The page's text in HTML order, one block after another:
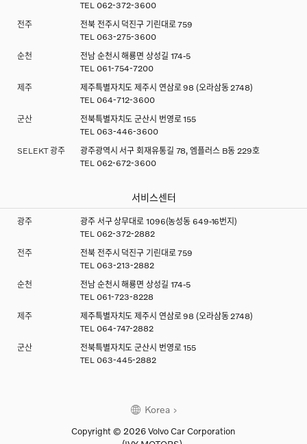
TEL 062-372-3600
전주
전북 전주시 덕진구 기린대로 759
TEL 063-275-3600
순천
전남 순천시 해룡면 상성길 174-5
TEL 061-754-7200
제주
제주특별자치도 제주시 연삼로 98 (오라삼동 2748)
TEL 064-712-3600
군산
전북특별자치도 군산시 번영로 155
TEL 063-446-3600
SELEKT 광주
광주광역시 서구 회재유통길 78, 엠플러스 B동 229호
TEL 062-672-3600
서비스센터
광주
광주 서구 상무대로 1096(농성동 649-16번지)
TEL 062-372-2882
전주
전북 전주시 덕진구 기린대로 759
TEL 063-213-2882
순천
전남 순천시 해룡면 상성길 174-5
TEL 061-723-8228
제주
제주특별자치도 제주시 연삼로 98 (오라삼동 2748)
TEL 064-747-2882
군산
전북특별자치도 군산시 번영로 155
TEL 063-445-2882
Korea
Copyright © 2026 Volvo Car Corporation